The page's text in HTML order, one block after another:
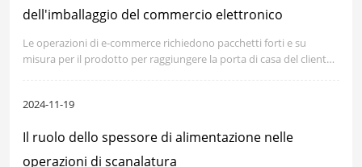
dell'imballaggio del commercio elettronico
Le operazioni di e-commerce richiedono pacchetti forti e su
misura per il prodotto per raggiungere la porta di casa del cliente
sono anche richieste di un confezionatore universale e di grandi
2024-11-19
Il ruolo dello spessore di alimentazione nelle
operazioni di scanalatura